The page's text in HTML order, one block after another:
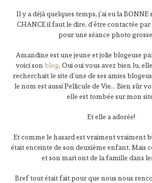
Il y a déjà quelques temps, j’ai eu la BONNE
CHANCE il faut le dire, d’être contactée
pour une séance photo
Amandine est une jeune et jolie blogeuse
voici sonblog. Oui oui vous avez bien lu,
recherchait le site d’une de ses amies
le nom est aussi Pellicule de Vie… Bien sûr
elle est tombée sur mon
Et elle a adorée!
Et comme le hasard est vraiment vraiment
était enceinte de son deuxième enfant. Mais
et son mari ont de la famille dans
Bref tout était fait pour que nous nous